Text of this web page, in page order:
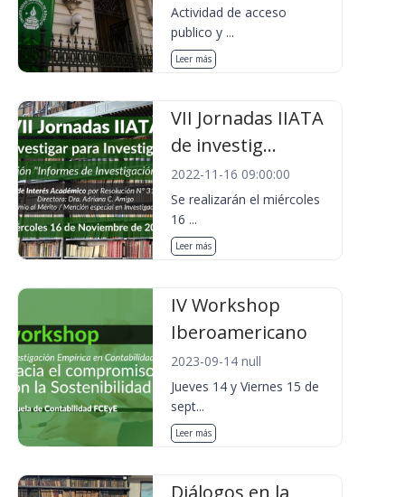
Actividad de acceso
publico y ...
Leer más
VII Jornadas IIATA
de investig...
2022-11-16 09:00:00
Se realizarán el miércoles
16 ...
Leer más
IV Workshop
Iberoamericano
2023-09-14 null
Jueves 14 y Viernes 15 de
sept...
Leer más
Diálogos en la